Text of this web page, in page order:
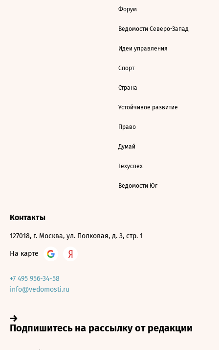
Форум
Ведомости Северо-Запад
Идеи управления
Спорт
Страна
Устойчивое развитие
Право
Думай
Техуспех
Ведомости Юг
Контакты
127018, г. Москва, ул. Полковая, д. 3, стр. 1
На карте
+7 495 956-34-58
info@vedomosti.ru